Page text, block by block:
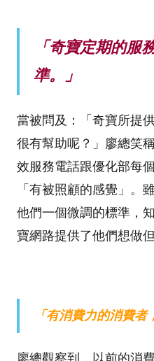
「奇寶定期的服
準。」
當被問及：「奇寶所提
很有幫助呢？」廖總笑
效服務電話跟優化部每
「有被照顧的感覺」。
他們一個微調的標準，
寶網路提供了他們想做
「有消費力的消費者